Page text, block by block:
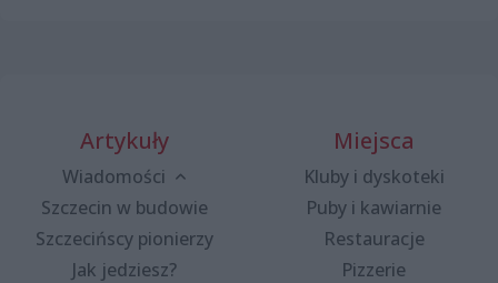
Artykuły
Wiadomości
Szczecin w budowie
Szczecińscy pionierzy
Jak jedziesz?
Miejsca
Kluby i dyskoteki
Puby i kawiarnie
Restauracje
Pizzerie